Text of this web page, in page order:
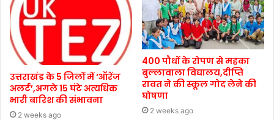
उत्तराखंड के 5 जिलों में ‘ऑरेंज
अलर्ट’,अगले 15 घंटे अत्यधिक
भारी बारिश की संभावना
2 weeks ago
400 पौधों के रोपण से महका
बुल्लावाला विद्यालय,दीप्ति
रावत ने की स्कूल गोद लेने की
घोषणा
2 weeks ago